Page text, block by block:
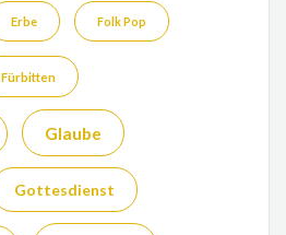
Erbe Folk Pop
Fürbitten
Glaube
Gottesdienst